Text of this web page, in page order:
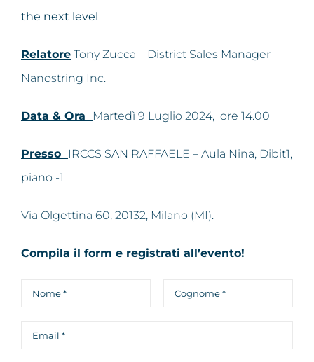
the next level
RelatoreTony Zucca – District Sales Manager
Nanostring Inc.
Data & Ora Martedì 9 Luglio 2024, ore 14.00
Presso
IRCCS SAN RAFFAELE – Aula Nina, Dibit1,
piano -1
Via Olgettina 60, 20132, Milano (MI).
Compila il form e registrati all’evento!